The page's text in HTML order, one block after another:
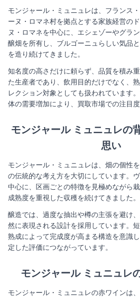
モンジャール・ミュニュレは、フランス
ーヌ・ロマネ村を拠点とする家族経営の
ヌ・ロマネを中心に、エシェゾーやグラ
醸畑を所有し、ブルゴーニュらしい気品
を造り続けてきました。
知名度の高さだけに頼らず、品質を積み
た生産者であり、飲用目的だけでなく、
レクション対象としても扱われています
体の需要増加により、買取市場での注目度
モンジャール ミュニュレの
思い
モンジャール・ミュニュレは、畑の個性
の伝統的な考え方を大切にしています。
中心に、区画ごとの特徴を見極めながら
成熟度を重視した収穫を続けてきました。
醸造では、過度な抽出や樽の主張を避け
然に表現される設計を採用しています。
熟成によって完成度が高まる構造を意識
定した評価につながっています。
モンジャール ミュニュレ
モンジャール・ミュニュレの赤ワインは